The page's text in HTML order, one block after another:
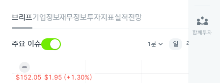
브리프기업정보재무정보투자지표실적전망
주요 이슈 1분keyboard_arrow_down 일 주
partner_exchange
함께투자